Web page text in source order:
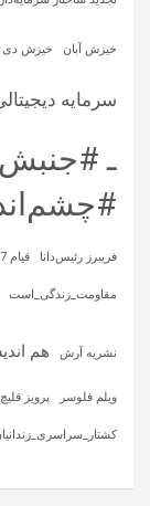
خیزش آبان خیزش دی
سرمایه‌
ـ
فریبرز رئیس‌دانا قیام 1357
مقاومت_زندگی_است
نشریه آرش هم
ویلم فلوسر پرویز